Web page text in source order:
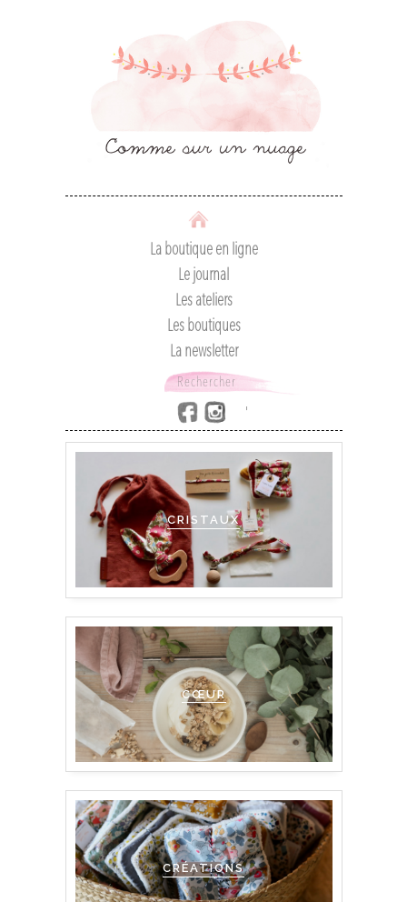
La boutique en ligne
Le journal
Les ateliers
Les boutiques
La newsletter
'
CRISTAUX
CŒUR
CRÉATIONS